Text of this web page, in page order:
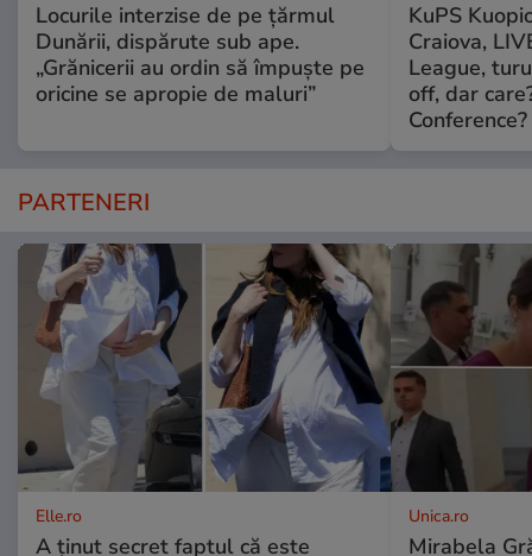
Locurile interzise de pe țărmul
Dunării, dispărute sub ape.
„Grănicerii au ordin să împuște pe
oricine se apropie de maluri”
KuPS
Craiova,
League,
off, dar
Conference?
PARTENERI
Elle.ro
A ținut secret faptul că este
Unica.ro
Mirabela